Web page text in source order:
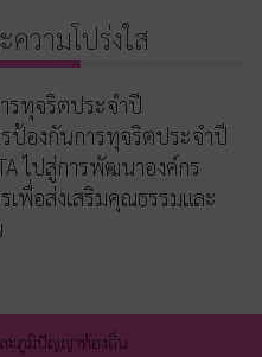
วามโปร่งใส
รทุจริตประจำปี
ป้องกันการทุจริตประจำปี
ไปสู่การพัฒนาองค์กร
เพื่อส่งเสริมคุณธรรมและ
ะภูมิปัญญาท้องถิ่น